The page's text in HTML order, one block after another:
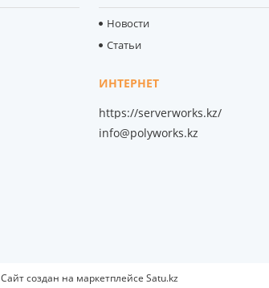
Новости
Статьи
https://serverworks.kz/
info@polyworks.kz
Сайт создан на маркетплейсе Satu.kz